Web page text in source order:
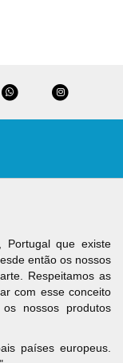
Portugal que existe
então os nossos
Respeitamos as
com esse conceito
nossos produtos
países europeus.